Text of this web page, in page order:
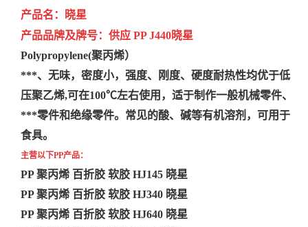
产品名：
晓星
产品品牌及牌号： 供应 PPJ440晓星
Polypropylene(聚丙烯）
***、无味，密度小，强度、刚度、硬度耐热性均优于低
压聚乙烯,可在100℃左右使用，适于制作一般机械零件、
***零件和绝缘零件。常见的酸、碱等有机溶剂，可用于
食具。
主营以下PP产品：
PP 聚丙烯 百折胶 软胶 HJ145 晓星
PP 聚丙烯 百折胶 软胶 HJ340 晓星
PP 聚丙烯 百折胶 软胶 HJ640 晓星